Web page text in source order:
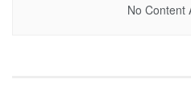
No Content